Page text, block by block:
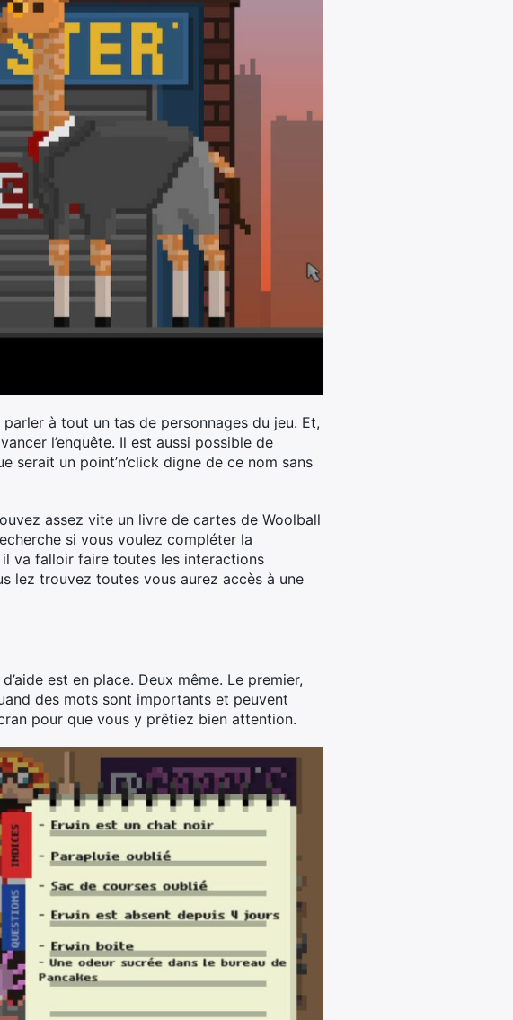
à tout un tas de personnages du jeu. Et,
l’enquête. Il est aussi possible de
serait un point’n’click digne de ce nom sans
assez vite un livre de cartes de Woolball
si vous voulez compléter la
va falloir faire toutes les interactions
lez trouvez toutes vous aurez accès à une
est en place. Deux même. Le premier,
des mots sont importants et peuvent
pour que vous y prêtiez bien attention.